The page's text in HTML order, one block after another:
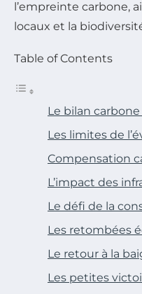
l’empreinte carbone,
locaux et la
Table of Contents
Le bilan
Les limites de
Compensation
L’impact des
Le défi de la
Les retombées
Le retour à la
Les petites